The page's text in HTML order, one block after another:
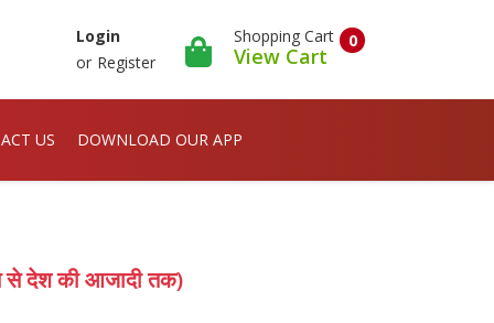
Login
or Register
0
Shopping Cart
View Cart
US DOWNLOAD OUR APP
से देश की आजादी तक)